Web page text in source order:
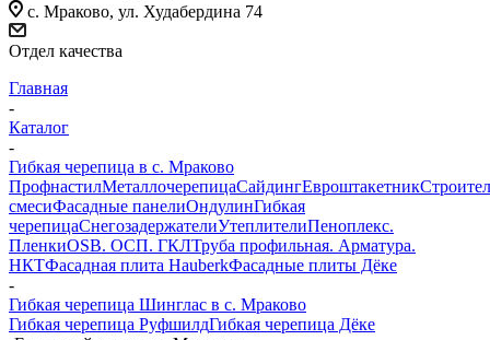
с. Мраково, ул. Худабердина 74
Отдел качества
Главная
-
Каталог
-
Гибкая черепица в c. Мраково
ПрофнастилМеталлочерепицаСайдингЕвроштакетник
смесиФасадные панелиОндулинГибкая
черепицаСнегозадержателиУтеплителиПеноплекс.
ПленкиOSB. ОСП. ГКЛТруба профильная. Арматура.
НКТФасадная плита HauberkФасадные плиты Дёке
-
Гибкая черепица Шинглас в c. Мраково
Гибкая черепица РуфшилдГибкая черепица Дёке